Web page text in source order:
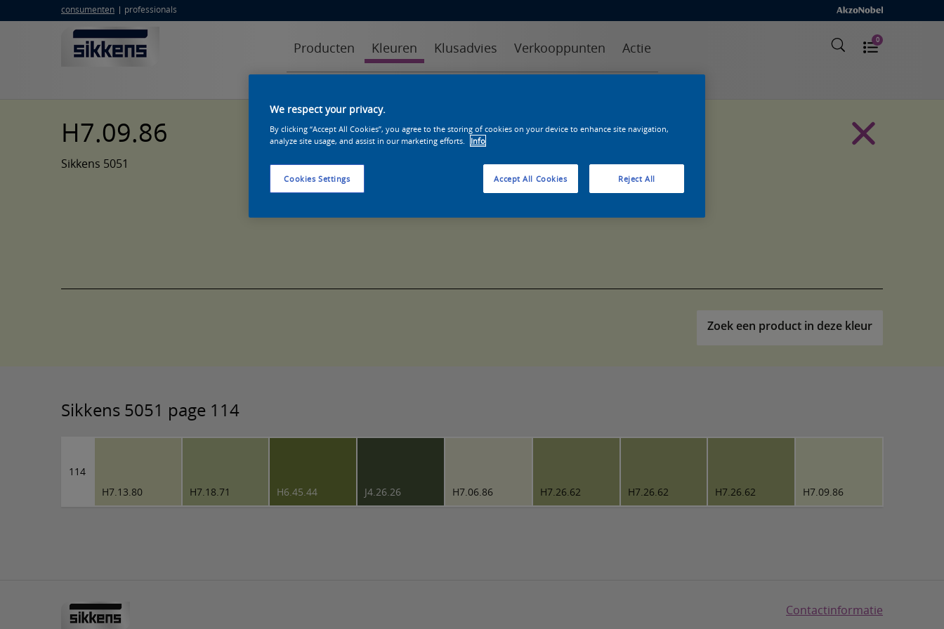
consumenten professionals
Producten Kleuren Klusadvies Verkooppunten Actie 0
H7.09.86
Sikkens 5051
Zoek een product in deze kleur
Sikkens 5051 page 114
114
H7.13.80
H7.18.71 H6.45.44 J4.26.26 H7.06.86 H7.26.62 H7.26.62 H7.26.62 H7.09.86
Contactinformatie
We respect your privacy.
By clicking “Accept All Cookies”, you agree to the storing of cookies on your device to enhance site navigation,
analyze site usage, and assist in our marketing efforts.
Info
Cookies Settings Reject All
Accept All Cookies